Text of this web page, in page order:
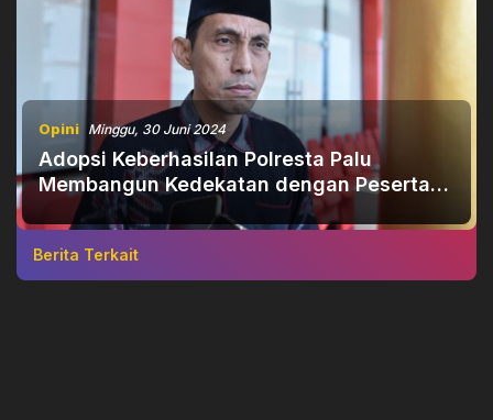
Opini Minggu, 30 Juni 2024
Adopsi Keberhasilan Polresta Palu
Membangun Kedekatan dengan Peserta
Pemilu.
Berita Terkait